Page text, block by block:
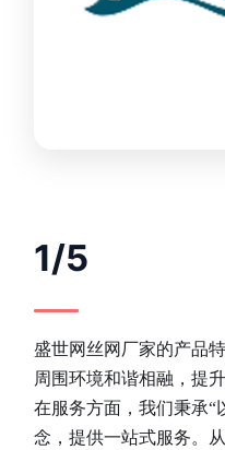
1/5
盛世网丝网厂家的产品
周围环境和谐相融，提升
在服务方面，我们秉承“
念，提供一站式服务。